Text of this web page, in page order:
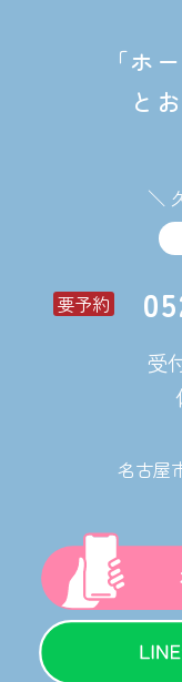
「ホ
と
＼
要予約
受
名古屋